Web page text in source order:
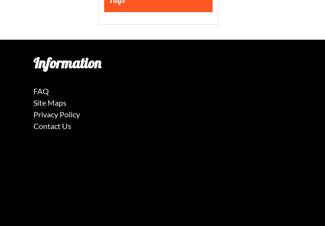
Information
FAQ
Site Maps
Privacy Policy
Contact Us